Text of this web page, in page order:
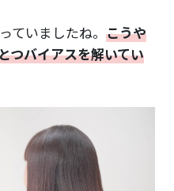
ていましたね。 こうや
つバイアスを解いてい